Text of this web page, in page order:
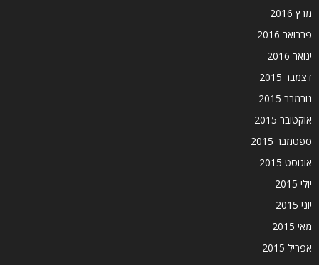
מרץ 2016
פברואר 2016
ינואר 2016
דצמבר 2015
נובמבר 2015
אוקטובר 2015
ספטמבר 2015
אוגוסט 2015
יולי 2015
יוני 2015
מאי 2015
אפריל 2015